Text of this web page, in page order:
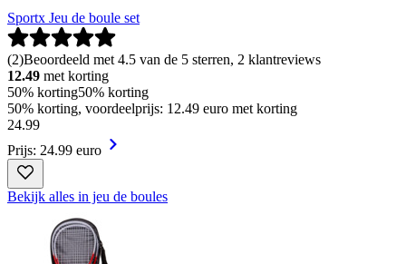
Sportx Jeu de boule set
(2)Beoordeeld met 4.5 van de 5 sterren, 2 klantreviews
12.49 met korting
50% korting50% korting
50% korting, voordeelprijs: 12.49 euro met korting
24.99
Prijs: 24.99 euro
Bekijk alles in jeu de boules